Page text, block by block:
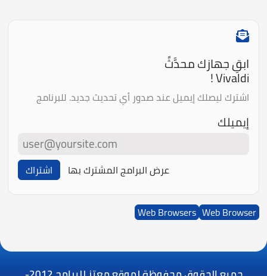
ابقِ جهازك محدَّثً
Vivaldi !
اشترك ليصلك إيميل عند صدور أي تحديث جديد. للبرنامج
إيميلك
عرض البرامج المشترك بها اشتراك
Web Browser
Web Browsers